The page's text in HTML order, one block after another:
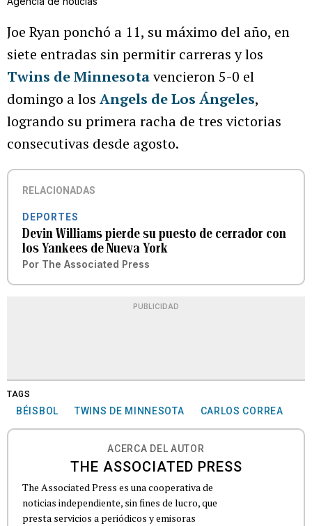
Joe Ryan ponchó a 11, su máximo del año, en
siete entradas sin permitir carreras y los
Twins de Minnesotavencieron 5-0 el
domingo a los Angels de Los Ángeles,
logrando su primera racha de tres victorias
consecutivas desde agosto.
RELACIONADAS
DEPORTES
Devin Williams pierde su puesto de cerrador con
los Yankees de Nueva York
Por The Associated Press
PUBLICIDAD
TAGS
BÉISBOL TWINS DE MINNESOTA CARLOS CORREA
ACERCA DEL AUTOR
THE ASSOCIATED PRESS
The Associated Press es una cooperativa de
noticias independiente, sin fines de lucro, que
presta servicios a periódicos y emisoras